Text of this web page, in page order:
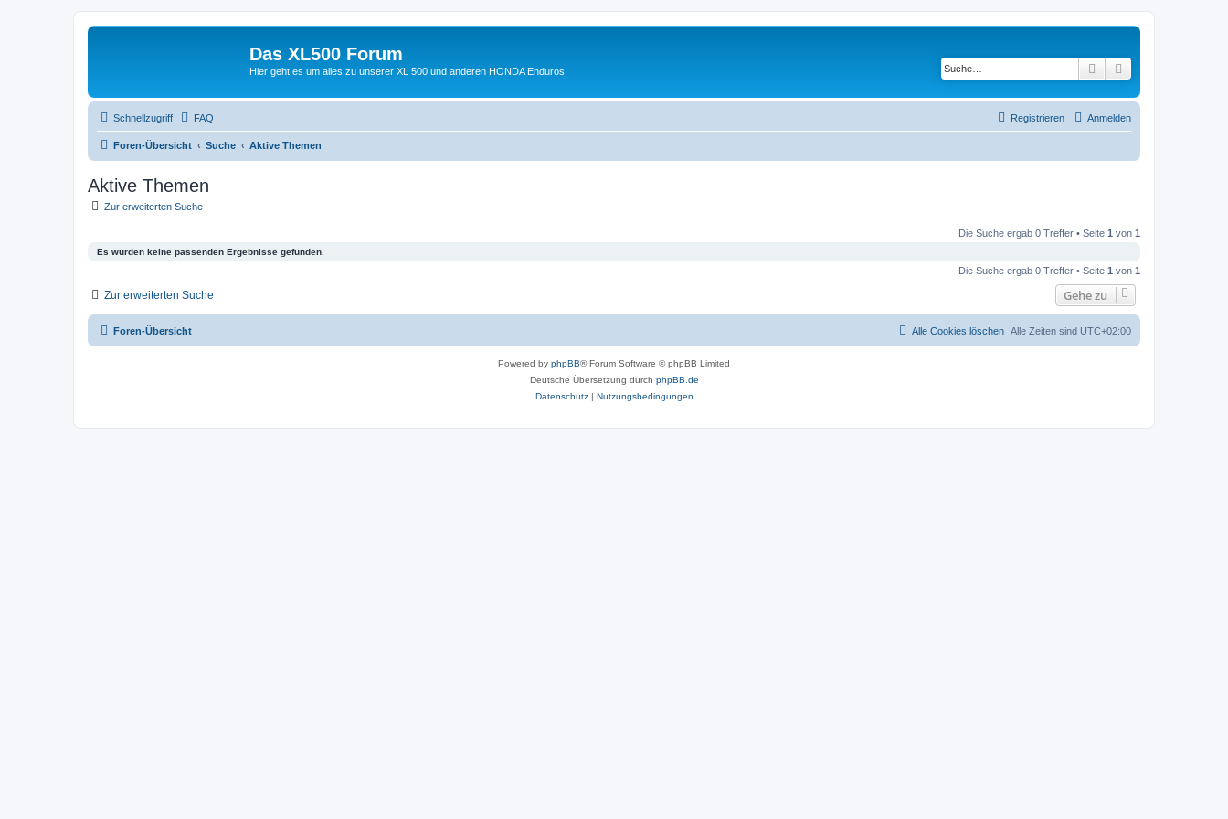
Das XL500 Forum
Hier geht es um alles zu unserer XL 500 und anderen HONDA Enduros Suche
Schnellzugriff FAQ Anmelden
Registrieren
Foren-Übersicht Suche Aktive Themen
Aktive Themen
Zur erweiterten Suche
Die Suche ergab 0 Treffer • Seite 1 von 1
Es wurden keine passenden Ergebnisse gefunden.
Die Suche ergab 0 Treffer • Seite 1 von 1
Zur erweiterten Suche Gehe zu
Foren-Übersicht Alle Zeiten sind UTC+02:00
Alle Cookies löschen
Powered by phpBB® Forum Software © phpBB Limited
Deutsche Übersetzung durch phpBB.de
Datenschutz| Nutzungsbedingungen